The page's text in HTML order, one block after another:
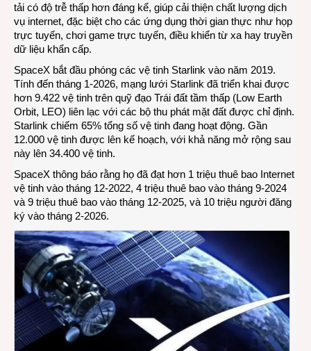
tải có độ trễ thấp hơn đáng kể, giúp cải thiện chất lượng dịch
vụ internet, đặc biệt cho các ứng dụng thời gian thực như họp
trực tuyến, chơi game trực tuyến, điều khiển từ xa hay truyền
dữ liệu khẩn cấp.
SpaceX bắt đầu phóng các vệ tinh Starlink vào năm 2019.
Tính đến tháng 1-2026, mạng lưới Starlink đã triển khai được
hơn 9.422 vệ tinh trên quỹ đạo Trái đất tầm thấp (Low Earth
Orbit, LEO) liên lạc với các bộ thu phát mặt đất được chỉ định.
Starlink chiếm 65% tổng số vệ tinh đang hoạt động. Gần
12.000 vệ tinh được lên kế hoạch, với khả năng mở rộng sau
này lên 34.400 vệ tinh.
SpaceX thông báo rằng họ đã đạt hơn 1 triệu thuê bao Internet
vệ tinh vào tháng 12-2022, 4 triệu thuê bao vào tháng 9-2024
và 9 triệu thuê bao vào tháng 12-2025, và 10 triệu người đăng
ký vào tháng 2-2026.